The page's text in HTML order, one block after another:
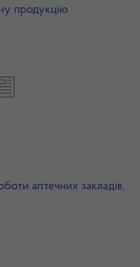
продукцію
аптечних закладів,